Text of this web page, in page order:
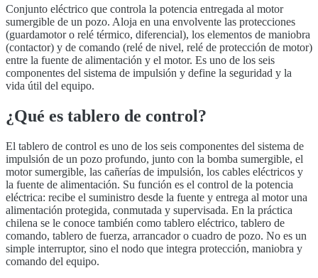
Conjunto eléctrico que controla la potencia entregada al motor
sumergible de un pozo. Aloja en una envolvente las protecciones
(guardamotor o relé térmico, diferencial), los elementos de maniobra
(contactor) y de comando (relé de nivel, relé de protección de motor)
entre la fuente de alimentación y el motor. Es uno de los seis
componentes del sistema de impulsión y define la seguridad y la
vida útil del equipo.
¿Qué es tablero de control?
El tablero de control es uno de los seis componentes del sistema de
impulsión de un pozo profundo, junto con la bomba sumergible, el
motor sumergible, las cañerías de impulsión, los cables eléctricos y
la fuente de alimentación. Su función es el control de la potencia
eléctrica: recibe el suministro desde la fuente y entrega al motor una
alimentación protegida, conmutada y supervisada. En la práctica
chilena se le conoce también como tablero eléctrico, tablero de
comando, tablero de fuerza, arrancador o cuadro de pozo. No es un
simple interruptor, sino el nodo que integra protección, maniobra y
comando del equipo.